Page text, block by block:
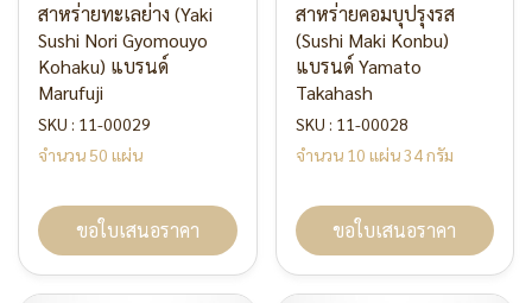
สาหร่ายทะเลย่าง (Yaki
Sushi Nori Gyomouyo
Kohaku) แบรนด์
Marufuji
SKU : 11-00029
จำนวน 50 แผ่น
ขอใบเสนอราคา
สาหร่ายคอมบุปรุงรส
(Sushi Maki Konbu)
แบรนด์ Yamato
Takahash
SKU : 11-00028
จำนวน 10 แผ่น 34 กรัม
ขอใบเสนอราคา